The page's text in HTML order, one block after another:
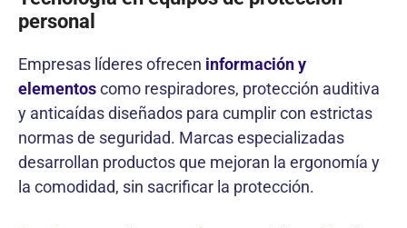
personal
Empresas líderes ofrecen información y
elementoscomo respiradores, protección auditiva
y anticaídas diseñados para cumplir con estrictas
normas de seguridad. Marcas especializadas
desarrollan productos que mejoran la ergonomía y
la comodidad, sin sacrificar la protección.